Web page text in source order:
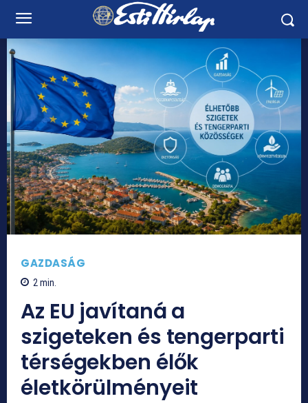
GAZDASÁG
2min.
Az EU javítaná a
szigeteken és tengerparti
térségekben élők
életkörülményeit